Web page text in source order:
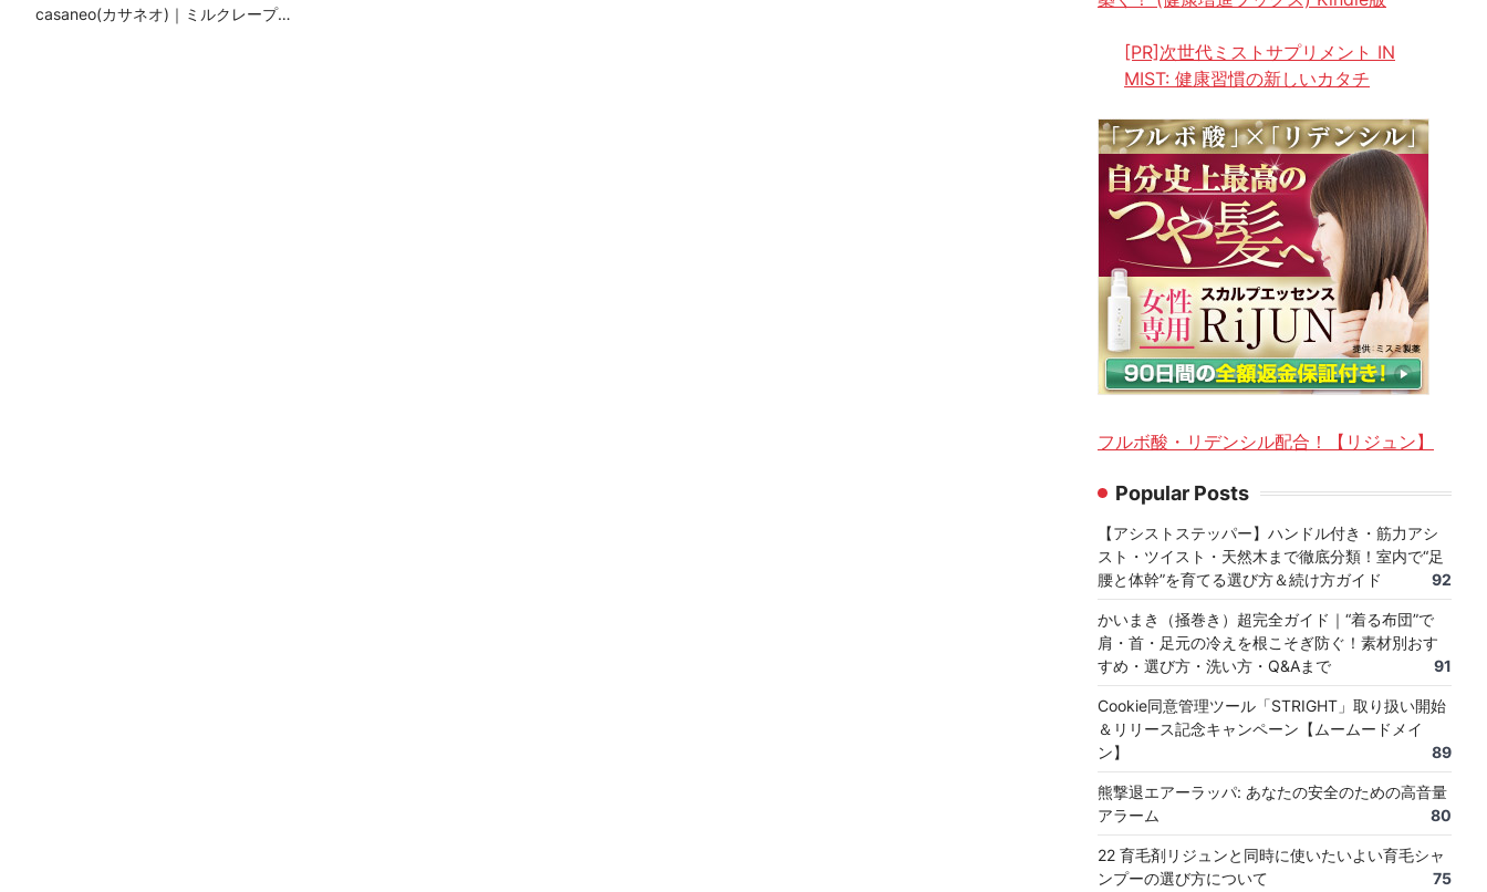
casaneo(カサネオ)｜ミルクレープ…
[PR]次世代ミストサプリメント IN
MIST: 健康習慣の新しいカタチ
フルボ酸・リデンシル配合！【リジュン】
Popular Posts
【アシストステッパー】ハンドル付き・筋力アシ
スト・ツイスト・天然木まで徹底分類！室内で“足
腰と体幹”を育てる選び方＆続け方ガイド
92
かいまき（掻巻き）超完全ガイド｜“着る布団”で
肩・首・足元の冷えを根こそぎ防ぐ！素材別おす
すめ・選び方・洗い方・Q&Aまで
91
Cookie同意管理ツール「STRIGHT」取り扱い開始
＆リリース記念キャンペーン【ムームードメイ
ン】
89
熊撃退エアーラッパ: あなたの安全のための高音量
アラーム
80
22 育毛剤リジュンと同時に使いたいよい育毛シャ
ンプーの選び方について
75